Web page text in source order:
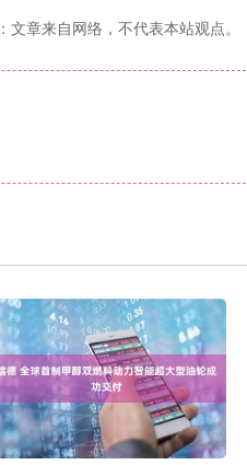
文章来自网络，不代表本站观点。